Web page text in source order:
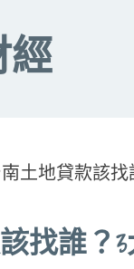
經
土地貸款該找
找誰？